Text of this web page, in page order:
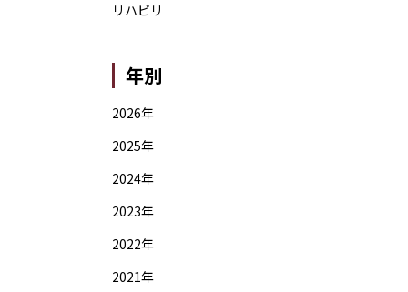
リハビリ
年別
2026年
2025年
2024年
2023年
2022年
2021年